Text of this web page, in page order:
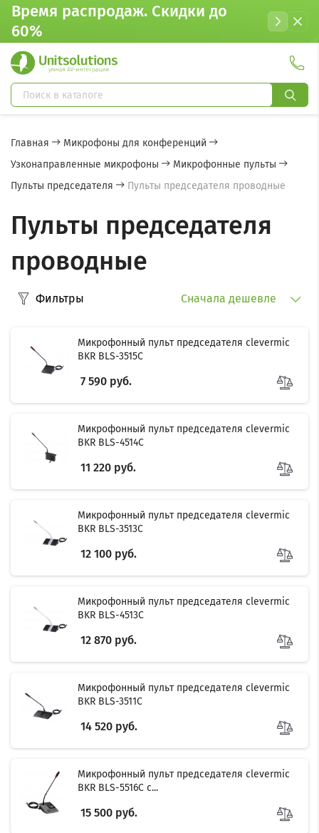
Время распродаж. Cкидки до
60%
Главная
Микрофоны для конференций
Узконаправленные микрофоны
Микрофонные пульты
Пульты председателя
Пульты председателя проводные
Пульты председателя
проводные
Фильтры Сначала дешевле
Микрофонный пульт председателя clevermic
BKR BLS-3515C
7 590 руб.
Микрофонный пульт председателя clevermic
BKR BLS-4514C
11 220 руб.
Микрофонный пульт председателя clevermic
BKR BLS-3513C
12 100 руб.
Микрофонный пульт председателя clevermic
BKR BLS-4513C
12 870 руб.
Микрофонный пульт председателя clevermic
BKR BLS-3511C
14 520 руб.
Микрофонный пульт председателя clevermic
BKR BLS-5516C с...
15 500 руб.